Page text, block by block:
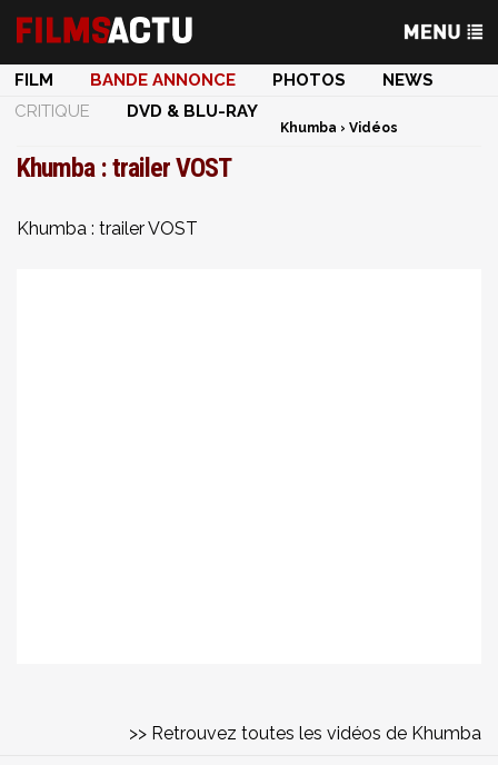
FILM BANDE ANNONCE PHOTOS
NEWS
CRITIQUE
DVD & BLU-RAY
Khumba › Vidéos
Khumba : trailer VOST
Khumba : trailer VOST
>> Retrouvez toutes les vidéos de Khumba